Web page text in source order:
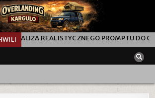
PROMPTU DO